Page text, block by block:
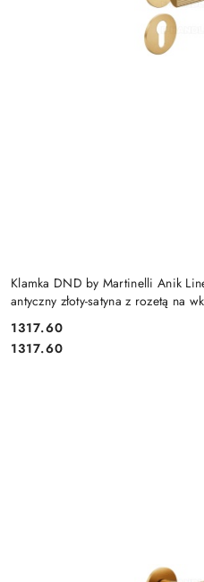
Klamka DND by Martinelli Anik
antyczny złoty-satyna z rozetą na
Cena:
1317.60
Cena:
1317.60